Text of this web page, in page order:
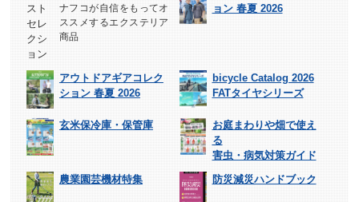
ナフコが自信をもってオ
ススメするエクステリア
商品
ョン 春夏 2026
アウトドアギアコレク
ション 春夏 2026
bicycle Catalog 2026
FATタイヤシリーズ
玄米保冷庫・保管庫
お庭まわりや畑で使え
る
害虫・病気対策ガイド
農業園芸機材特集
防災減災ハンドブック